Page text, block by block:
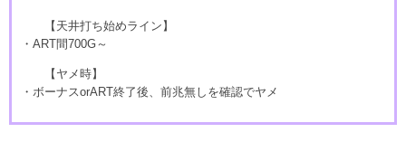
【天井打ち始めライン】
・ART間700G～
【ヤメ時】
・ボーナスorART終了後、前兆無しを確認でヤメ